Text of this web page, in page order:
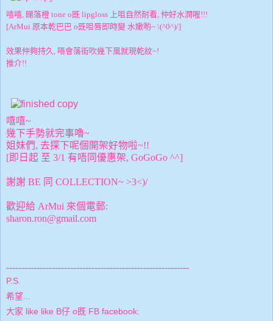
嘻嘻, 睇落橙 tone o既 lipgloss 上咀自然耐看, 仲好水潤喔!!!
[ArMui 原本乾巴巴 o既咀唇即時變 水嫩喲~ \(^0^)/]
效果仲夠持久, 唔會落街吹幾下風就現乾紋~!
推介!!
嘻嘻~
幾下手勢就完事嚕~
姐妹們, 去探下呢個開架好物啦~!!
[即日起 至 3/1 有唔同優惠架, GoGoGo ^^]
謝謝 BE 同 COLLECTION~ >3<)/
歡迎給 ArMui 來個電郵:
sharon.ron@gmail.com
------------------------------------------------------------
P.S.
希望...
大家 like like B仔 o既 FB facebook: